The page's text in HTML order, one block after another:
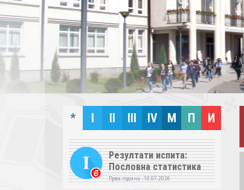
* I II III IV M П И
Резултати испита:
Пословна статистика
Прва година - 10.07.2026